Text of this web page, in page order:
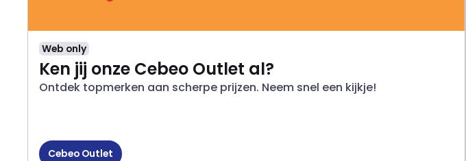
Web only
Ken jij onze Cebeo Outlet al?
Ontdek topmerken aan scherpe prijzen. Neem snel een kijkje!
Cebeo Outlet